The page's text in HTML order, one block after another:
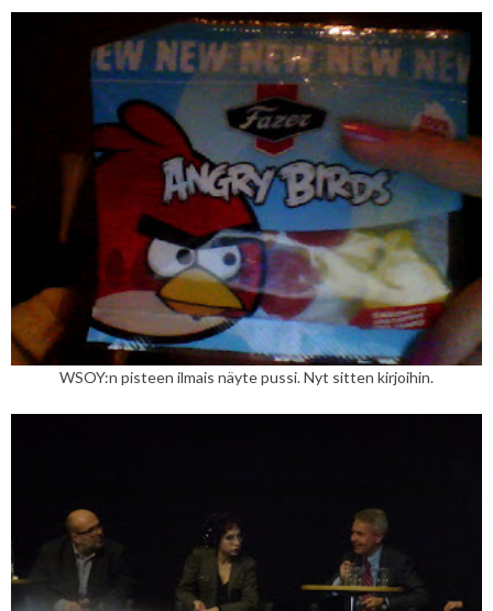
WSOY:n pisteen ilmais näyte pussi. Nyt sitten kirjoihin.